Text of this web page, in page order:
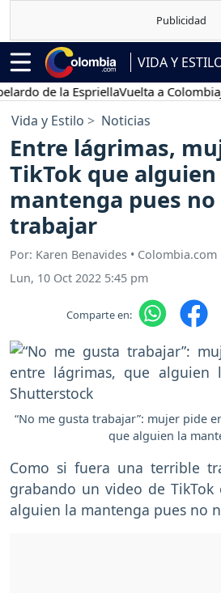
VIDA Y
de la EspriellaVuelta a ColombiaJorge
Vida y Estilo Noticias
Entre lágrimas,
TikTok que alguien
mantenga pues
trabajar
Por: Karen Benavides • Colombia.com
Lun, 10 Oct 2022 5:45 pm
Comparte en:
“No me gusta trabajar”: mujer pide
que alguien la
Como si fuera una terrible
grabando un video de
alguien la mantenga pues no